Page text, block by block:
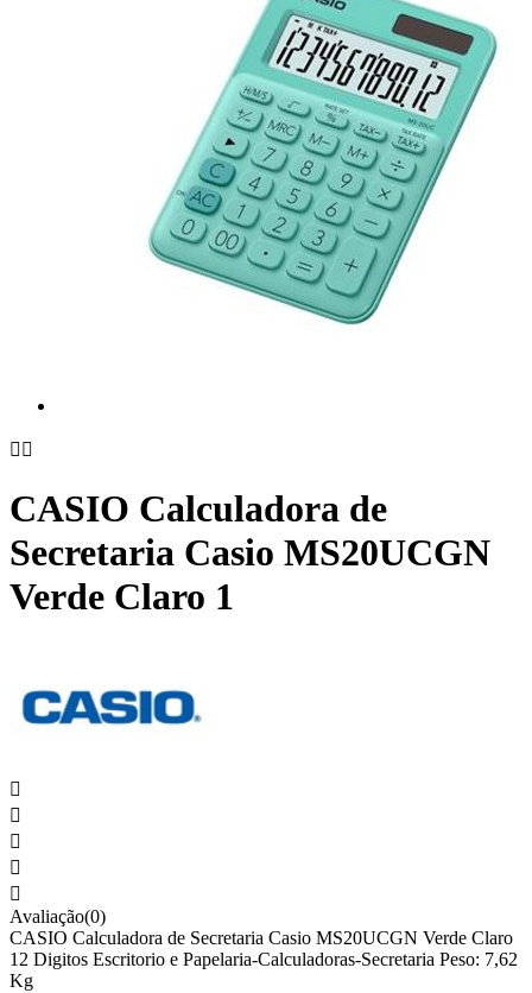
 
CASIO Calculadora de
Secretaria Casio MS20UCGN
Verde Claro 1





Avaliação(0)
CASIO Calculadora de Secretaria Casio MS20UCGN Verde Claro
12 Digitos Escritorio e Papelaria-Calculadoras-Secretaria Peso: 7,62
Kg